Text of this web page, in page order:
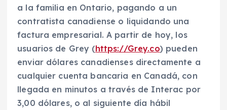
a la familia en Ontario, pagando a un
contratista canadiense o liquidando una
factura empresarial. A partir de hoy, los
usuarios de Grey (https://Grey.co) pueden
enviar dólares canadienses directamente a
cualquier cuenta bancaria en Canadá, con
llegada en minutos a través de Interac por
3,00 dólares, o al siguiente día hábil